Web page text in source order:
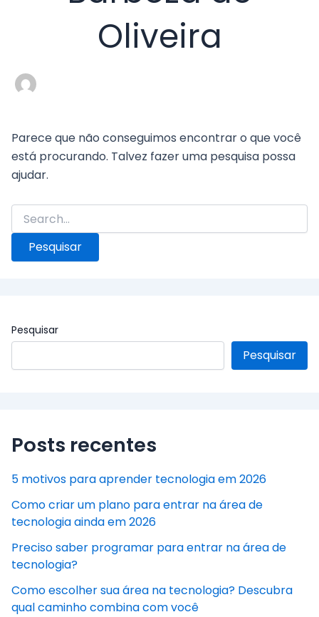
Oliveira
Parece que não conseguimos encontrar o que você
está procurando. Talvez fazer uma pesquisa possa
ajudar.
Pesquisar
Pesquisar
Posts recentes
5 motivos para aprender tecnologia em 2026
Como criar um plano para entrar na área de
tecnologia ainda em 2026
Preciso saber programar para entrar na área de
tecnologia?
Como escolher sua área na tecnologia? Descubra
qual caminho combina com você